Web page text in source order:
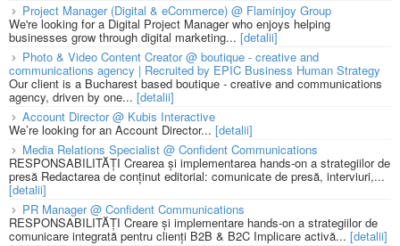
Project Manager (Digital & eCommerce) @ Flaminjoy Group
We're looking for a Digital Project Manager who enjoys helping
businesses grow through digital marketing... [detalii]
Photo & Video Content Creator @ boutique - creative and
communications agency | Recruited by EPIC Business Human Strategy
Our client is a Bucharest based boutique - creative and communications
agency, driven by one... [detalii]
Account Director @ Kubis Interactive
We’re looking for an Account Director... [detalii]
Media Relations Specialist @ Confident Communications
RESPONSABILITĂȚI Crearea și implementarea hands-on a strategiilor de
presă Redactarea de conținut editorial: comunicate de presă, interviuri,...
[detalii]
PR Manager @ Confident Communications
RESPONSABILITĂȚI Creare și implementare hands-on a strategiilor de
comunicare integrată pentru clienți B2B & B2C Implicare activă... [detalii]